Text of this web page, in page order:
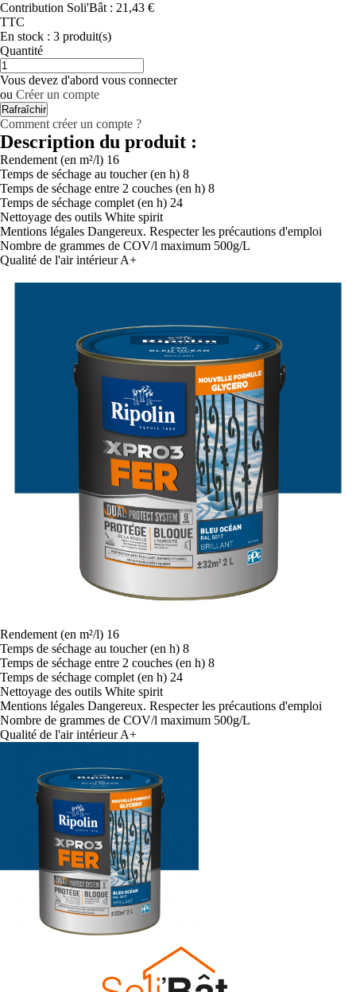
Contribution Soli'Bât : 21,43 €
TTC
En stock : 3 produit(s)
Quantité
Vous devez d'abord vous connecter
ou Créer un compte
Comment créer un compte ?
Description du produit :
Rendement (en m²/l) 16
Temps de séchage au toucher (en h) 8
Temps de séchage entre 2 couches (en h) 8
Temps de séchage complet (en h) 24
Nettoyage des outils White spirit
Mentions légales Dangereux. Respecter les précautions d'emploi
Nombre de grammes de COV/l maximum 500g/L
Qualité de l'air intérieur A+
Rendement (en m²/l) 16
Temps de séchage au toucher (en h) 8
Temps de séchage entre 2 couches (en h) 8
Temps de séchage complet (en h) 24
Nettoyage des outils White spirit
Mentions légales Dangereux. Respecter les précautions d'emploi
Nombre de grammes de COV/l maximum 500g/L
Qualité de l'air intérieur A+